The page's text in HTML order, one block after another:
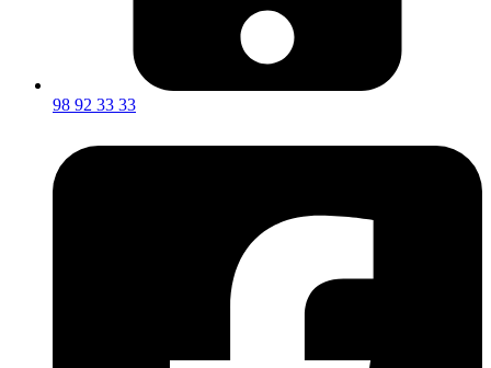
98 92 33 33